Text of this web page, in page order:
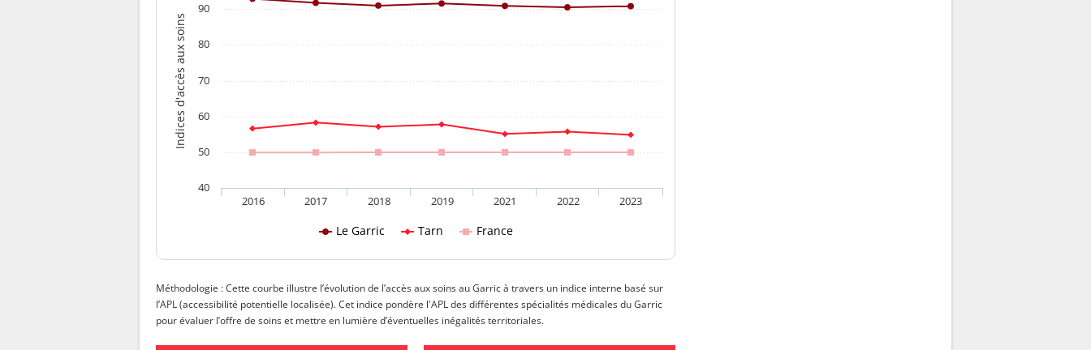
Indices d'accès aux soins
Le Garric Tarn France
2016 2017 2018 2019 2021 2022 2023
40
50
60
70
80
90
Méthodologie : Cette courbe illustre l’évolution de l’accès aux soins au Garric à travers un indice interne basé sur
l’APL (accessibilité potentielle localisée). Cet indice pondère l'APL des différentes spécialités médicales du Garric
pour évaluer l’offre de soins et mettre en lumière d’éventuelles inégalités territoriales.